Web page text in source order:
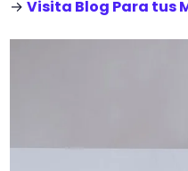
→ Visita Blog Para tus